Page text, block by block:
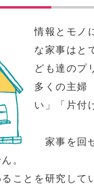
情報とモノ
な家事はと
ども達のプ
多くの主婦
い」「片付
家事を回
。
ことを研究して